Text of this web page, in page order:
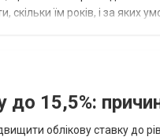
скільки їм років, і за
до 15,5%:
облікову ставку до